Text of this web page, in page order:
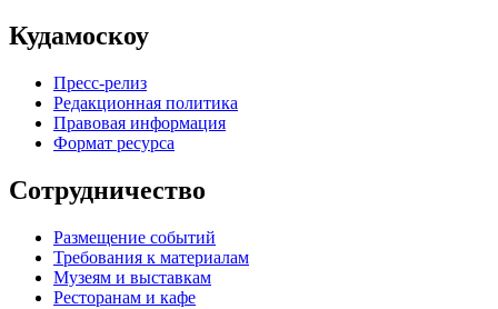
Кудамоскоу
Пресс-релиз
Редакционная политика
Правовая информация
Формат ресурса
Сотрудничество
Размещение событий
Требования к материалам
Музеям и выставкам
Ресторанам и кафе